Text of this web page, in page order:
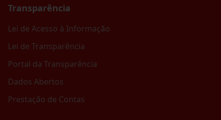
Transparência
Lei de Acesso à Informação
Lei de Transparência
Portal da Transparência
Dados Abertos
Prestação de Contas